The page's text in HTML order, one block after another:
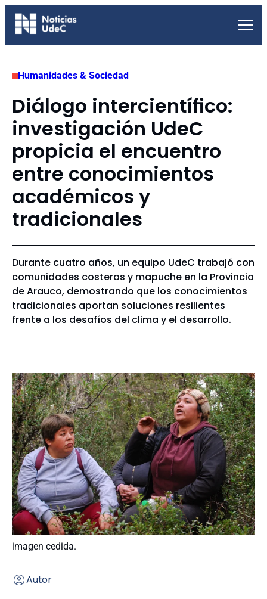
Saltar
Humanidades & Sociedad
Diálogo intercientífico:
investigación UdeC
propicia el encuentro
entre conocimientos
académicos y
tradicionales
Durante cuatro años, un equipo UdeC trabajó con
comunidades costeras y mapuche en la Provincia
de Arauco, demostrando que los conocimientos
tradicionales aportan soluciones resilientes
frente a los desafíos del clima y el desarrollo.
imagen cedida.
Autor